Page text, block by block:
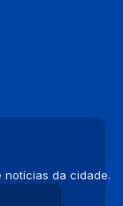
notícias da cidade.